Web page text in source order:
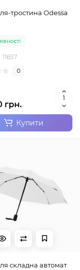
тростина Odessa
0
грн.
Купити
складна автомат